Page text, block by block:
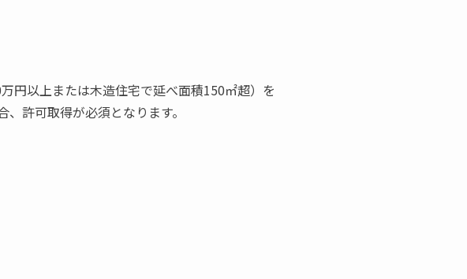
円以上または木造住宅で延べ面積150㎡超）を
許可取得が必須となります。